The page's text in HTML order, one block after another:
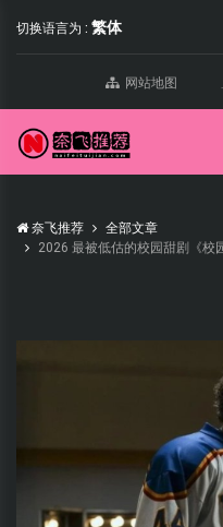
切换语言为 : 繁体
网站地图
奈飞推荐
全部文章
2026 最被低估的校园甜剧《